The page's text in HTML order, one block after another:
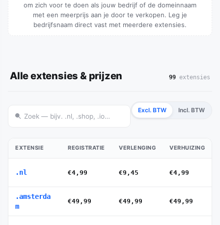
om zich voor te doen als jouw bedrijf of de domeinnaam
met een meerprijs aan je door te verkopen. Leg je
bedrijfsnaam direct vast met meerdere extensies.
Alle extensies & prijzen 99 extensies
Excl. BTW Incl. BTW
EXTENSIE REGISTRATIE VERLENGING VERHUIZING
.nl €4,99 €9,45 €4,99
.amsterda
m
€49,99 €49,99 €49,99